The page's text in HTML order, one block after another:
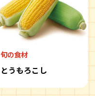
旬の食材
とうもろこし